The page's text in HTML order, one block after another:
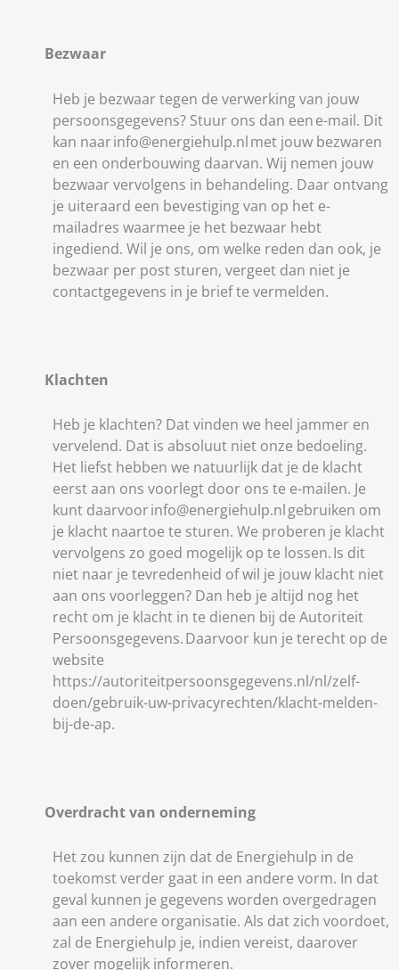
Bezwaar
Heb je bezwaar tegen de verwerking van jouw
persoonsgegevens? Stuur ons dan een e-mail. Dit
kan naar info@energiehulp.nl met jouw bezwaren
en een onderbouwing daarvan. Wij nemen jouw
bezwaar vervolgens in behandeling. Daar ontvang
je uiteraard een bevestiging van op het e-
mailadres waarmee je het bezwaar hebt
ingediend. Wil je ons, om welke reden dan ook, je
bezwaar per post sturen, vergeet dan niet je
contactgegevens in je brief te vermelden.
Klachten
Heb je klachten? Dat vinden we heel jammer en
vervelend. Dat is absoluut niet onze bedoeling.
Het liefst hebben we natuurlijk dat je de klacht
eerst aan ons voorlegt door ons te e-mailen. Je
kunt daarvoor info@energiehulp.nl gebruiken om
je klacht naartoe te sturen. We proberen je klacht
vervolgens zo goed mogelijk op te lossen. Is dit
niet naar je tevredenheid of wil je jouw klacht niet
aan ons voorleggen? Dan heb je altijd nog het
recht om je klacht in te dienen bij de Autoriteit
Persoonsgegevens. Daarvoor kun je terecht op de
website
https://autoriteitpersoonsgegevens.nl/nl/zelf-
doen/gebruik-uw-privacyrechten/klacht-melden-
bij-de-ap.
Overdracht van onderneming
Het zou kunnen zijn dat de Energiehulp in de
toekomst verder gaat in een andere vorm. In dat
geval kunnen je gegevens worden overgedragen
aan een andere organisatie. Als dat zich voordoet,
zal de Energiehulp je, indien vereist, daarover
zover mogelijk informeren.